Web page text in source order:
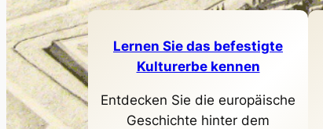
Lernen Sie das befestigte
Kulturerbe kennen
Entdecken Sie die europäische
Geschichte hinter dem